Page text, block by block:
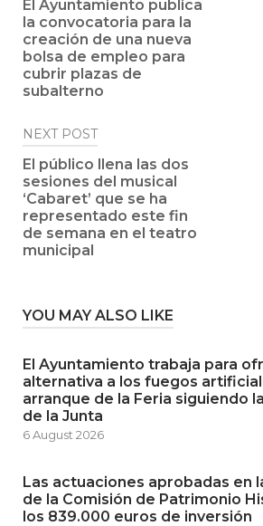
El Ayuntamiento publica
la convocatoria para la
creación de una nueva
bolsa de empleo para
cubrir plazas de
subalterno
NEXT POST
El público llena las dos
sesiones del musical
‘Cabaret’ que se ha
representado este fin
de semana en el teatro
municipal
YOU MAY ALSO LIKE
El Ayuntamiento trabaja para
alternativa a los fuegos
arranque de la Feria siguiendo
de la Junta
6 August 2026
Las actuaciones aprobadas en
de la Comisión de Patrimonio
los 839.000 euros de inversión